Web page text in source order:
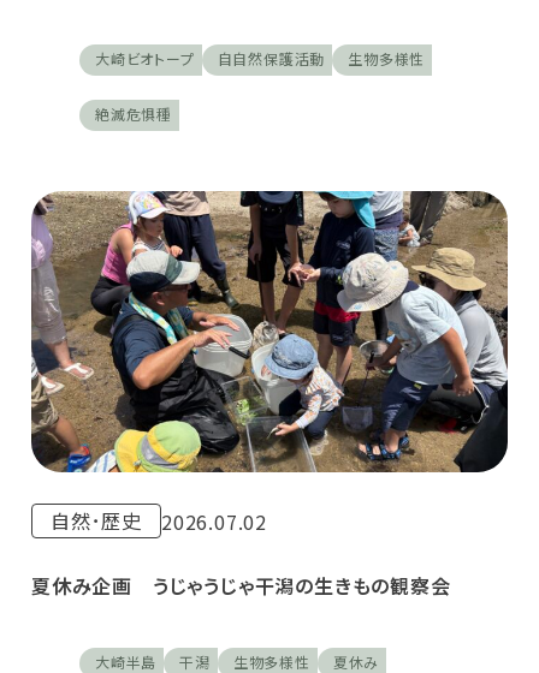
大崎ビオトープ 自自然保護活動 生物多様性
絶滅危惧種
自然･歴史 2026.07.02
夏休み企画 うじゃうじゃ干潟の生きもの観察会
大崎半島 干潟 生物多様性 夏休み